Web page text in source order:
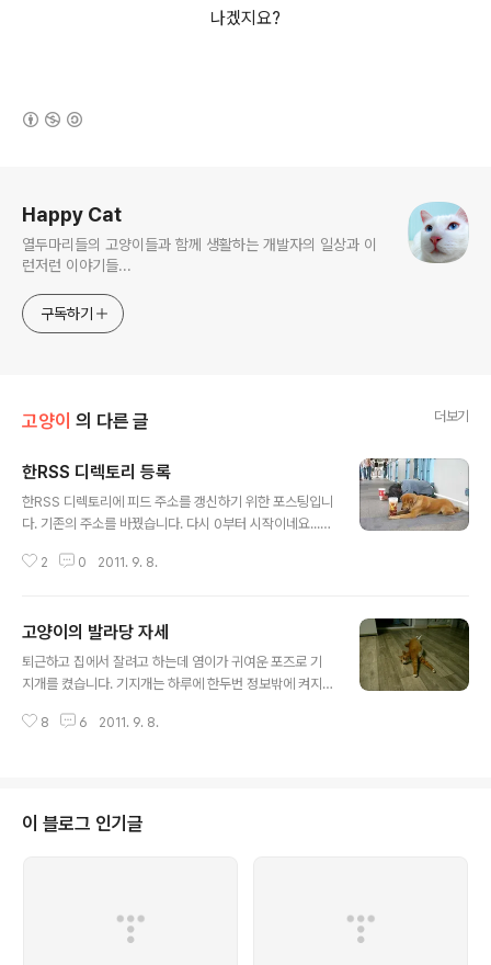
나겠지요?
Happy Cat
열두마리들의 고양이들과 함께 생활하는 개발자의 일상과 이
런저런 이야기들...
구독하기
고양이 의 다른 글 더보기
한RSS 디렉토리 등록
한RSS 디렉토리에 피드 주소를 갱신하기 위한 포스팅입니
다. 기존의 주소를 바꿨습니다. 다시 0부터 시작이네요...
의 버튼을 누르면 추가가 됩니다. 다시 0 부터 시작입니
2 0 2011. 9. 8.
고양이의 발라당 자세
퇴근하고 집에서 잘려고 하는데 염이가 귀여운 포즈로 기
지개를 켰습니다. 기지개는 하루에 한두번 정보밖에 켜지
싶으면 카메라는 없고... 요 2-3초 사이에 이미 카메라가
들어서... ^^ 일반적인 닭고기라면 조금 뜯어서 주겠지만 이
건 양념이 진해서 안돼~ 콩지는 확실한 뱃살과 가슴의 경
8 6 2011. 9. 8.
이 블로그 인기글